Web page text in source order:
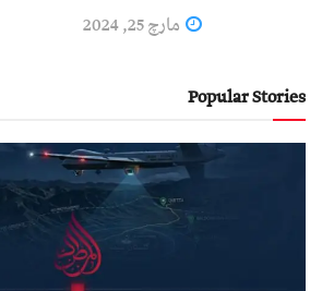
مارچ 25, 2024
Popular Stories